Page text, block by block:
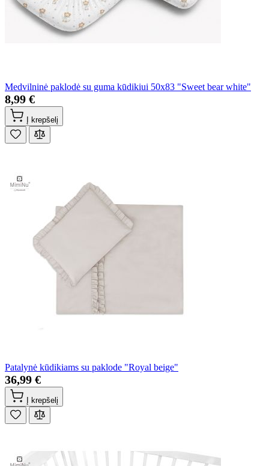
Medvilninė paklodė su guma kūdikiui 50x83 "Sweet bear white"
8,99 €
Į krepšelį
Patalynė kūdikiams su paklode "Royal beige"
36,99 €
Į krepšelį